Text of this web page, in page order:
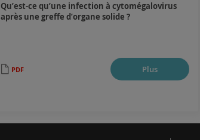
Qu’est-ce qu’une infection à cytomégalovirus
après une greffe d’organe solide ?
PDF Plus